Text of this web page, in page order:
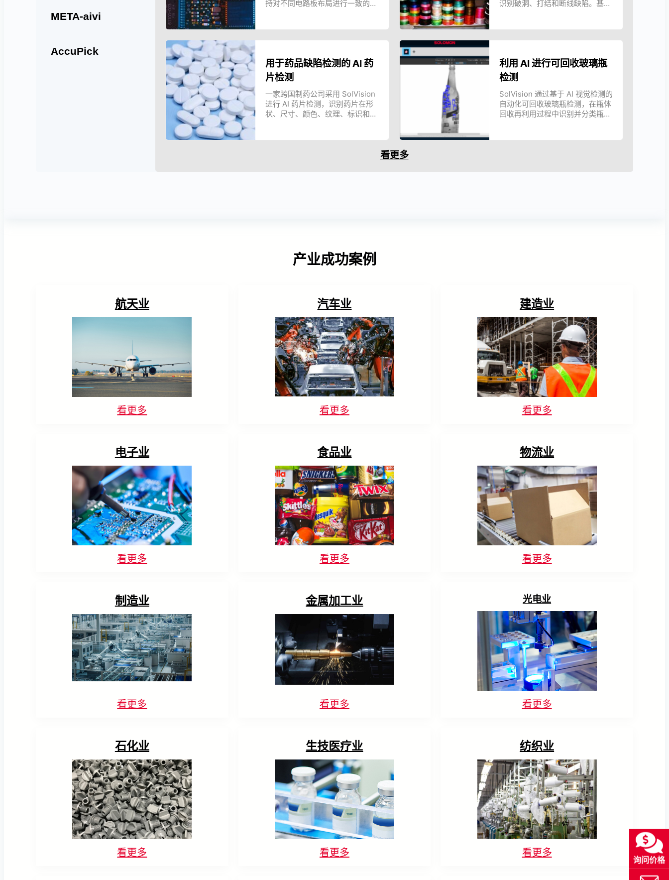
META-aivi
AccuPick
持对不同电路板布局进行一致的质
识别破洞、打结和断线缺陷。基于
用于药品缺陷检测的 AI 药
片检测
一家跨国制药公司采用 SolVision
进行 AI 药片检测，识别药片在形
状、尺寸、颜色、纹理、标识和表
利用 AI 进行可回收玻璃瓶
检测
SolVision 通过基于 AI 视觉检测的
自动化可回收玻璃瓶检测，在瓶体
回收再利用过程中识别并分类瓶身
看更多
汽车流程中的视觉引导机器
所罗门的视觉引导机器人解决方案
SolMotion，利用尖端的AI和3D技
术来辅助复杂的制造操作，例如汽
车密封。
利用机器人实现自动化铁轨
接缝板去毛边处理
使用了SOLMON公司的AI 3D机器
视觉技术Solmotion来进行接缝板
的位置识别。准确地识别接缝板端
面进行毛边修整的位置并进行了修
正。在毛边修整过程中，我们在接
缝板流动到修整位置之前的一侧安
装了Solmotion的摄像头系统，用
于解析接缝板的截面。
采用 AR + AI 的金属零件库
META-aivi 采用 AR + AI 视觉技术
优化金属零件库存管理，实现自动
计数，从而提升盘点的速度和准确
性。
使用 AI 验证包裹内容物
META-aivi 利用人工智能进行实时
包装内容验证，提高准确性，减少
错误，并确保卓越的包装质量控
制。
导机器人精准完成料箱取料及工件
AI汽车零件自动捡料
AccuPick + SolScan 提升欧洲汽
车零件制造商的料箱拣选功能，将
周期时间缩短至 1.6 秒，并通过快
速 AI 训练提高效率。
运用AI技术进行自动化包装
分享所罗门的AccuPick如何使用
AI优化自动包装，进一步组装
300,000个NDP包装，提高效率并
使人工降低50％。
产业成功案例
航天业
看更多
汽车业
看更多
建造业
看更多
电子业
看更多
食品业
看更多
物流业
看更多
制造业
看更多
金属加工业
看更多
光电业
看更多
石化业
看更多
生技医疗业
看更多
纺织业
看更多
询问价格